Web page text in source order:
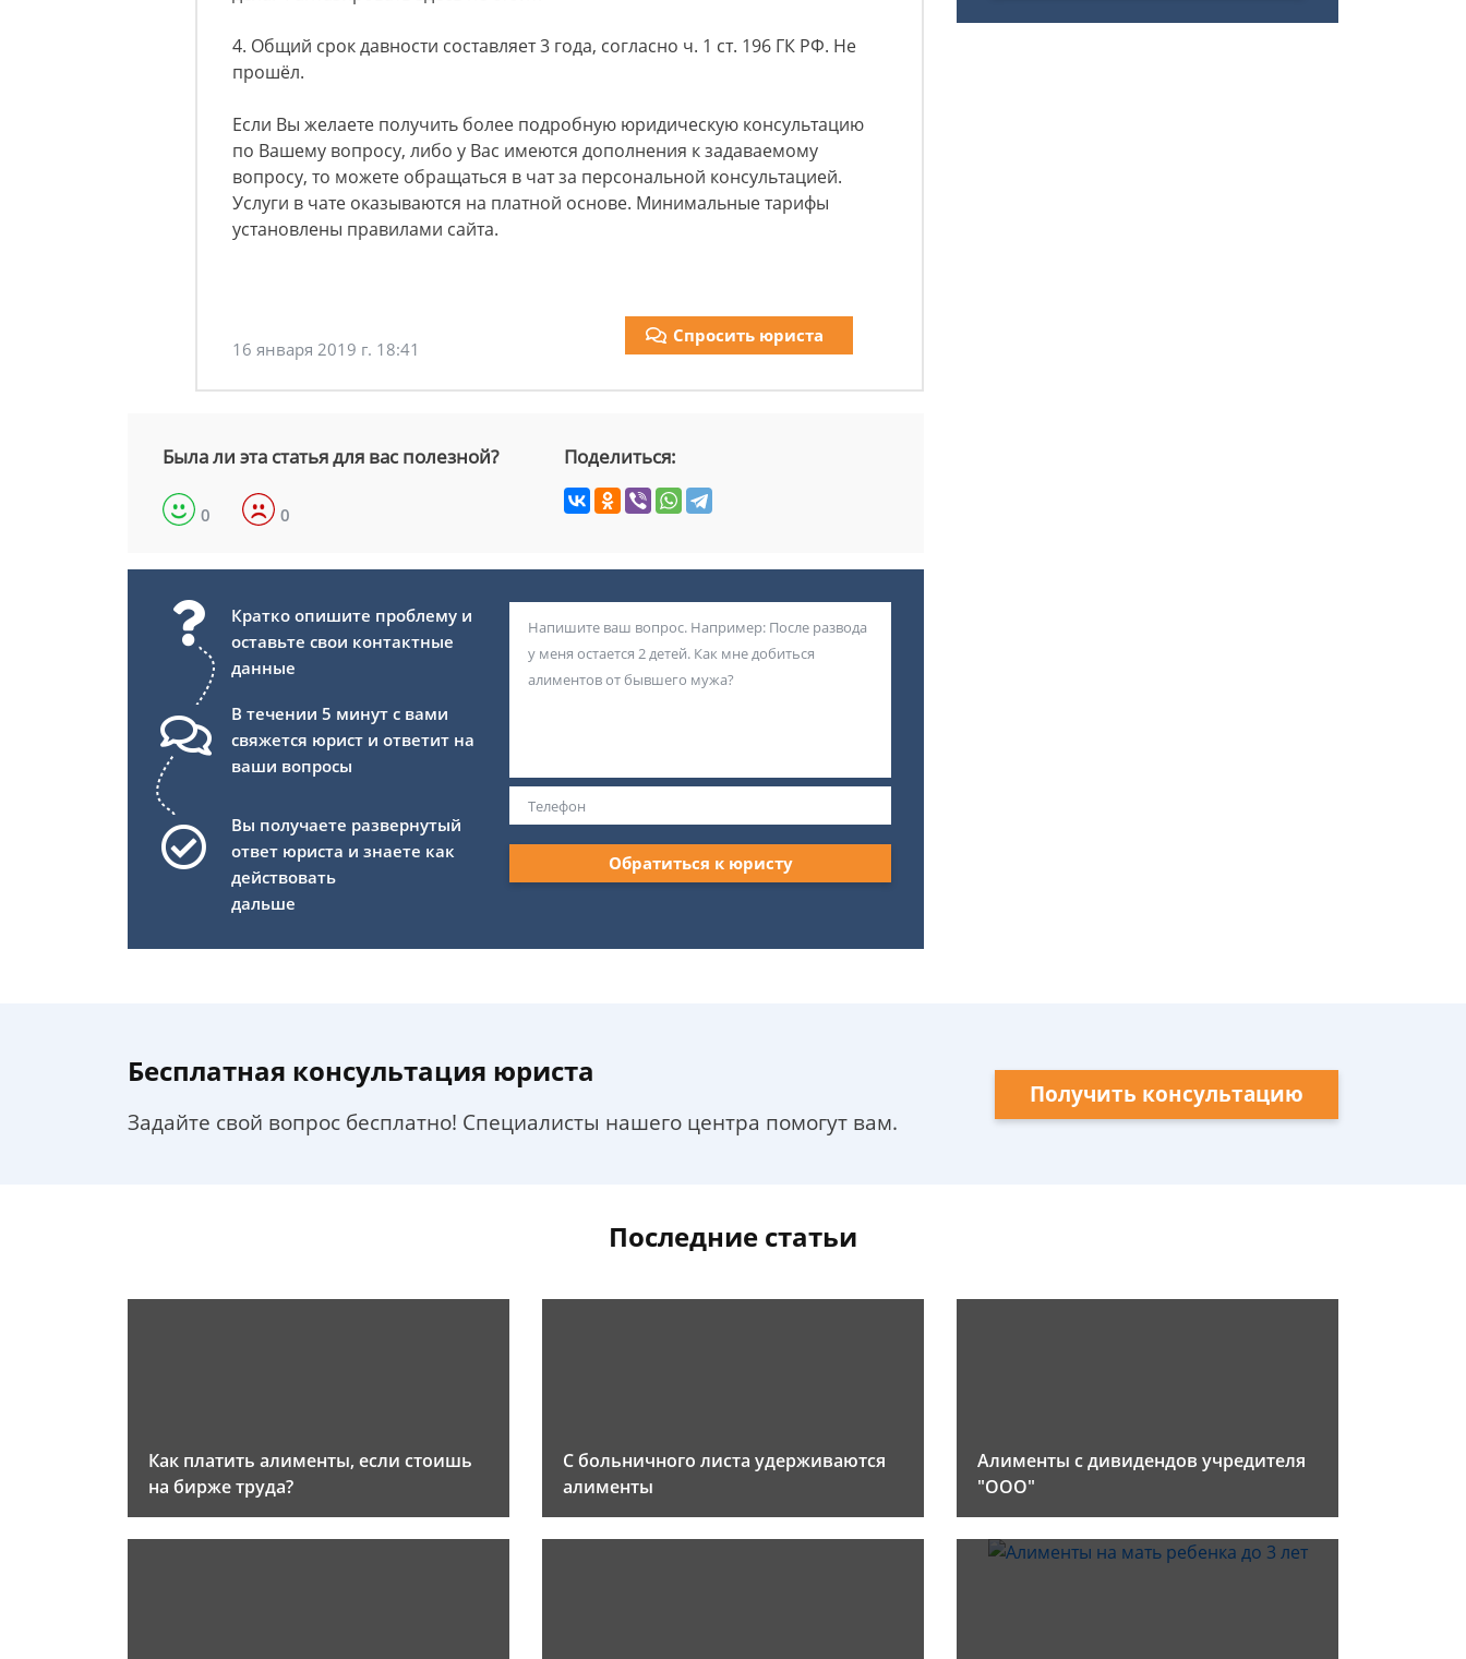
4. Общий срок давности составляет 3 года, согласно ч. 1 ст. 196 ГК РФ. Не
прошёл.
Если Вы желаете получить более подробную юридическую консультацию
по Вашему вопросу, либо у Вас имеются дополнения к задаваемому
вопросу, то можете обращаться в чат за персональной консультацией.
Услуги в чате оказываются на платной основе. Минимальные тарифы
установлены правилами сайта.
16 января 2019 г. 18:41
Спросить юриста
Была ли эта статья для вас полезной?
0 0
Поделиться:
Кратко опишите проблему и
оставьте свои контактные
данные
В течении 5 минут с вами
свяжется юрист и ответит на
ваши вопросы
Вы получаете развернутый
ответ юриста и знаете как
действовать
дальше
Обратиться к юристу
Бесплатная консультация юриста
Задайте свой вопрос бесплатно! Специалисты нашего центра помогут вам.
Получить консультацию
Последние статьи
Как платить алименты, если стоишь
на бирже труда?
С больничного листа удерживаются
алименты
Алименты с дивидендов учредителя
"ООО"